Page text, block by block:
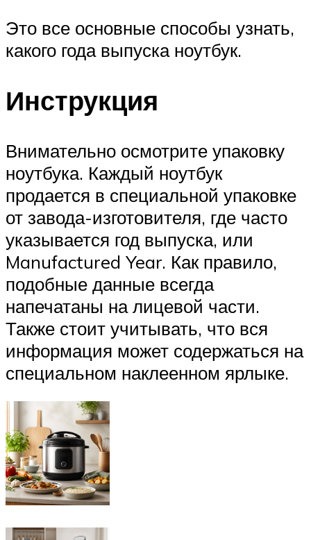
Это все основные способы узнать,
какого года выпуска ноутбук.
Инструкция
Внимательно осмотрите упаковку
ноутбука. Каждый ноутбук
продается в специальной упаковке
от завода-изготовителя, где часто
указывается год выпуска, или
Manufactured Year. Как правило,
подобные данные всегда
напечатаны на лицевой части.
Также стоит учитывать, что вся
информация может содержаться на
специальном наклеенном ярлыке.